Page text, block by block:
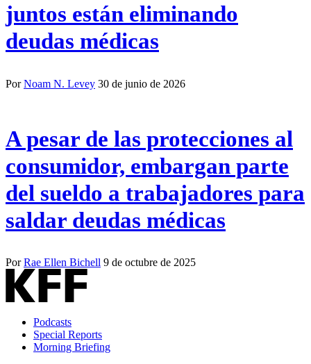
juntos están eliminando
deudas médicas
PorNoam N. Levey 30 de junio de 2026
A pesar de las protecciones al
consumidor, embargan parte
del sueldo a trabajadores para
saldar deudas médicas
PorRae Ellen Bichell 9 de octubre de 2025
Podcasts
Special Reports
Morning Briefing